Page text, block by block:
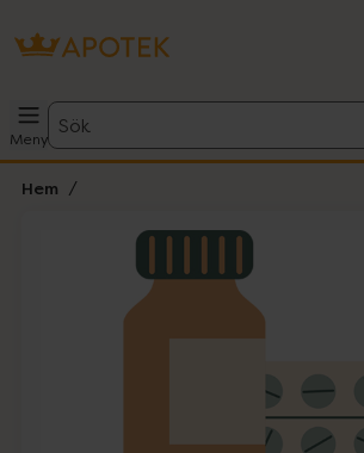
Meny
Sök
Hem
Lista: . Innehåller 1 objekt.